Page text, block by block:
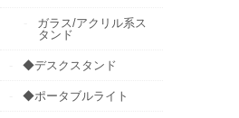
ガラス/アクリル系ス
タンド
◆デスクスタンド
◆ポータブルライト